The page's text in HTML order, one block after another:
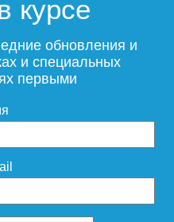
курсе
обновления и
и специальных
первыми